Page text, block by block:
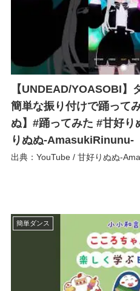
【UNDEAD/YOASOBI】
簡単な振り付けで踊って
ぬ】#踊ってみた #甘好
りぬぬ-AmasukiRinunu-
出典：YouTube / 甘好りぬぬ-
簡単ダンス